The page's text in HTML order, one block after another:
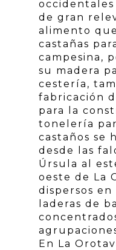
occidentales
de gran
alimento
castañas
campesina,
su madera
cestería,
fabricación
para la
tonelería
castaños se
desde las
Úrsula al
oeste de La
dispersos
laderas de
En La